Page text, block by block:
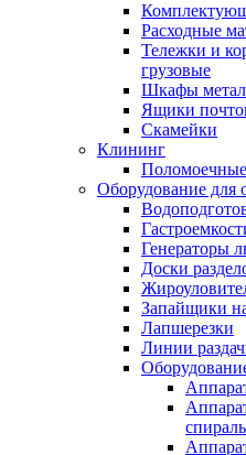
Расходные
Тележки и
грузовые
Шкафы
Ящики
Скамейки
Клининг
Оборудование для
Генераторы
Доски
Запайщики
Лапшерезки
Линии